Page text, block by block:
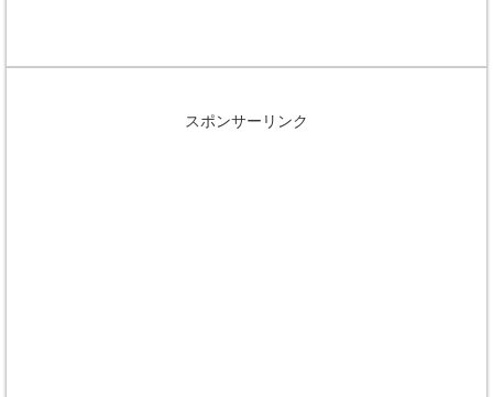
スポンサーリンク